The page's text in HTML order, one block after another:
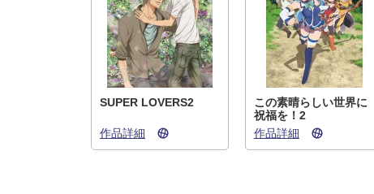
SUPER LOVERS2
作品詳細
この素晴らしい世界に
祝福を！2
作品詳細